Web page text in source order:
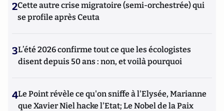
2Cette autre crise migratoire (semi-orchestrée) qui
se profile après Ceuta
3L’été 2026 confirme tout ce que les écologistes
disent depuis 50 ans : non, et voilà pourquoi
4Le Point révèle ce qu'on sniffe à l'Elysée, Marianne
que Xavier Niel hacke l'Etat; Le Nobel de la Paix